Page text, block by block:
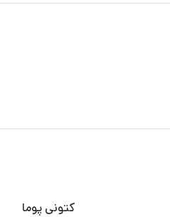
کتونی پوما